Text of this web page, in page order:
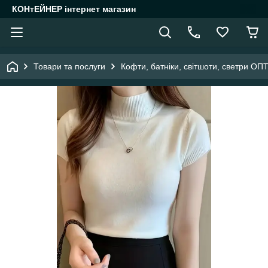
КОНтЕЙНЕР інтернет магазин
Товари та послуги Кофти, батніки, світшоти, светри